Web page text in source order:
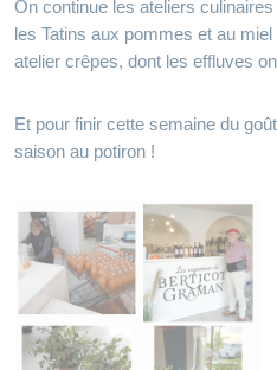
On continue les ateliers
les Tatins aux pommes et au miel
atelier crêpes, dont les effluves
Et pour finir cette semaine du
saison au potiron !